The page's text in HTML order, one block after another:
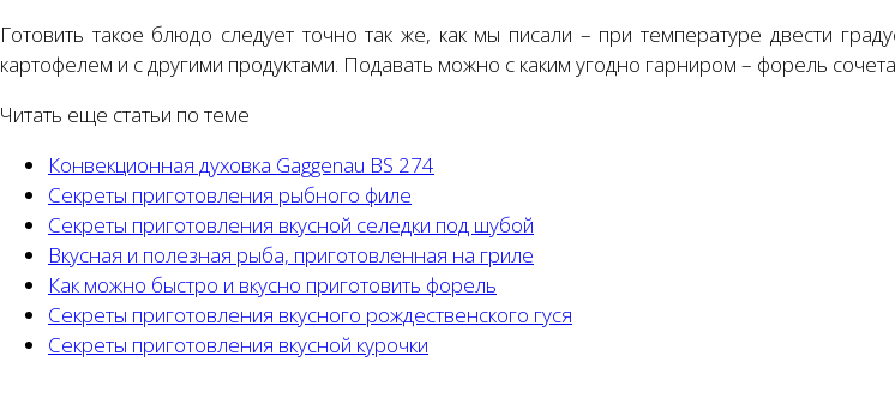
Готовить такое блюдо следует точно так же, как мы писали – при температуре двести
картофелем и с другими продуктами. Подавать можно с каким угодно гарниром – форель
Читать еще статьи по теме
Конвекционная духовка Gaggenau BS 274
Секреты приготовления рыбного филе
Секреты приготовления вкусной селедки под шубой
Вкусная и полезная рыба, приготовленная на гриле
Как можно быстро и вкусно приготовить форель
Секреты приготовления вкусного рождественского гуся
Секреты приготовления вкусной курочки